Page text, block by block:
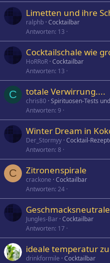
Limetten und ihre
ralphb Cocktailbar
Antworten 13
Cocktailschale wie
HoRRoR Cocktailbar
Antworten 13
C totale Verwirrung....
chris80 Spirituosen-Tests
Antworten 9
Winter Dream in
Der_Stormyy Cocktail-
Antworten 8
C Zitronenspirale
crackone Cocktailbar
Antworten 24
Jungles-Bar Cocktailbar
Antworten 17
ideale temperatur
drinkformile Cocktailbar